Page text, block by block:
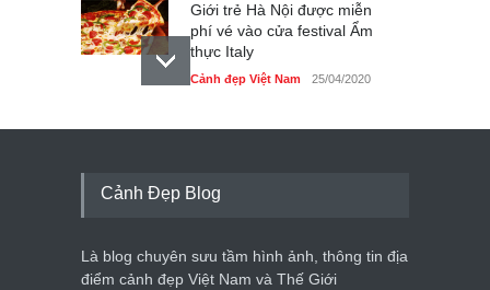
Giới trẻ Hà Nội được miễn
phí vé vào cửa festival Ẩm
thực Italy
Cảnh đẹp Việt Nam 25/04/2020
Tam giác mạch khoe sắc
du lịch quốc gia
Cảnh đẹp Việt Nam 24/04/2020
Cảnh Đẹp Blog
Là blog chuyên sưu tầm hình ảnh, thông tin địa
điểm cảnh đẹp Việt Nam và Thế Giới